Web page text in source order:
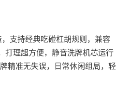
，支持经典吃碰杠胡规则，兼容
打理超方便，静音洗牌机芯运行
精准无失误，日常休闲组局，轻